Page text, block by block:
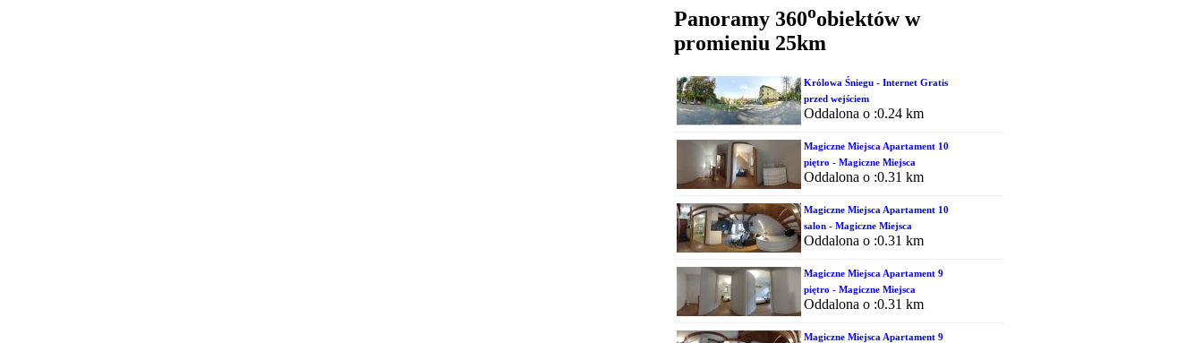
Panoramy 360oobiektów w
promieniu 25km
Królowa Śniegu - Internet Gratis
przed wejściem
Oddalona o :0.24 km
Magiczne Miejsca Apartament 10
piętro - Magiczne Miejsca
Oddalona o :0.31 km
Magiczne Miejsca Apartament 10
salon - Magiczne Miejsca
Oddalona o :0.31 km
Magiczne Miejsca Apartament 9
piętro - Magiczne Miejsca
Oddalona o :0.31 km
Magiczne Miejsca Apartament 9